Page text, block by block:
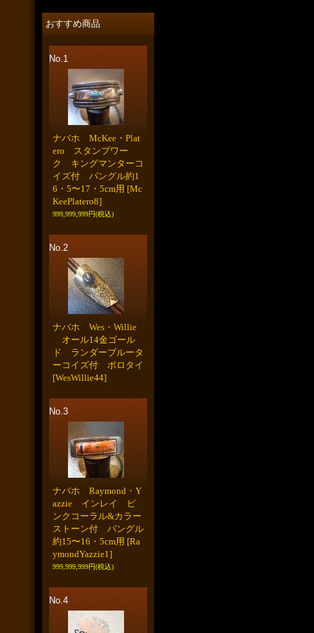
おすすめ商品
No.1
ナバホ McKee・Plat
ero スタンプワー
ク キングマンターコ
イズ付 バングル約1
6・5〜17・5cm用 [Mc
KeePlatero8]
999,999,999円(税込)
No.2
ナバホ Wes・Willie
オール14金ゴール
ド ランダーブルータ
ーコイズ付 ボロタイ
[WesWillie44]
No.3
ナバホ Raymond・Y
azzie インレイ ピ
ンクコーラル&カラー
ストーン付 バングル
約15〜16・5cm用 [Ra
ymondYazzie1]
999,999,999円(税込)
No.4